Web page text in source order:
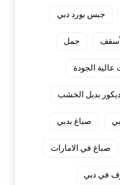
جبس بورد دبي
جمل
عالية الجودة
ديكور بديل الخشب
صباغ بدبي
صباغ في الامارات
في دبي